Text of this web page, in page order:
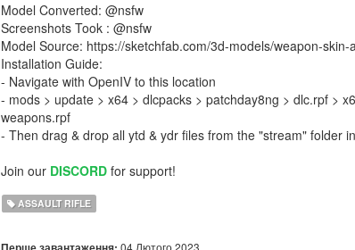
Model Converted: @nsfw
Screenshots Took : @nsfw
Model Source: https://sketchfab.com/3d-models/weapon-
Installation Guide:
- Navigate with OpenIV to this location
- mods > update > x64 > dlcpacks > patchday8ng > dlc.rpf >
weapons.rpf
- Then drag & drop all ytd & ydr files from the "stream" folder
Join our DISCORDfor support!
ASSAULT RIFLE
04 Лютого 2023